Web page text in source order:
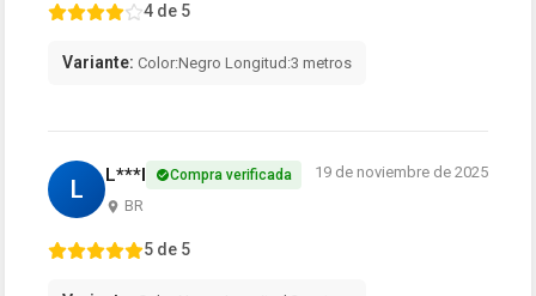
4 de 5
Variante: Color:Negro Longitud:3 metros
L L***l Compra verificada
BR
19 de noviembre de 2025
5 de 5